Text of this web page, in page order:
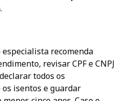
recomenda
revisar CPF e CNPJ
todos os
isentos e guardar